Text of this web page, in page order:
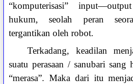
“komputerisasi”
hukum, seolah peran
tergantikan oleh robot.
Terkadang, keadilan
suatu perasaan / sanubari
“merasa”. Maka dari itu